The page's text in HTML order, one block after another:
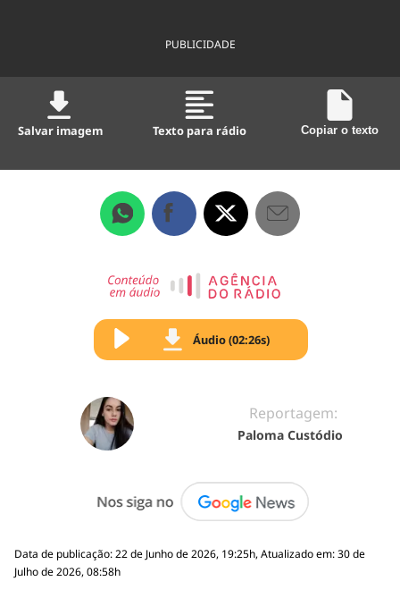
PUBLICIDADE
Salvar imagem Texto para rádio Copiar o texto
Áudio (02:26s)
Reportagem:
Paloma Custódio
Data de publicação: 22 de Junho de 2026, 19:25h, Atualizado em: 30 de
Julho de 2026, 08:58h